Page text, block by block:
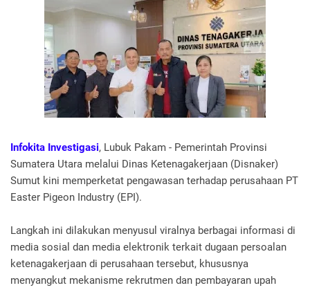
Infokita Investigasi, Lubuk Pakam - Pemerintah Provinsi
Sumatera Utara melalui Dinas Ketenagakerjaan (Disnaker)
Sumut kini memperketat pengawasan terhadap perusahaan PT
Easter Pigeon Industry (EPI).
Langkah ini dilakukan menyusul viralnya berbagai informasi di
media sosial dan media elektronik terkait dugaan persoalan
ketenagakerjaan di perusahaan tersebut, khususnya
menyangkut mekanisme rekrutmen dan pembayaran upah